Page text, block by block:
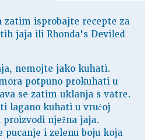
isprobajte recepte za
jaja ili Rhonda's Deviled
nemojte jako kuhati.
potpuno prokuhati u
se zatim uklanja s vatre.
lagano kuhati u vrućoj
proizvodi nježna jaja.
pucanje i zelenu boju koja